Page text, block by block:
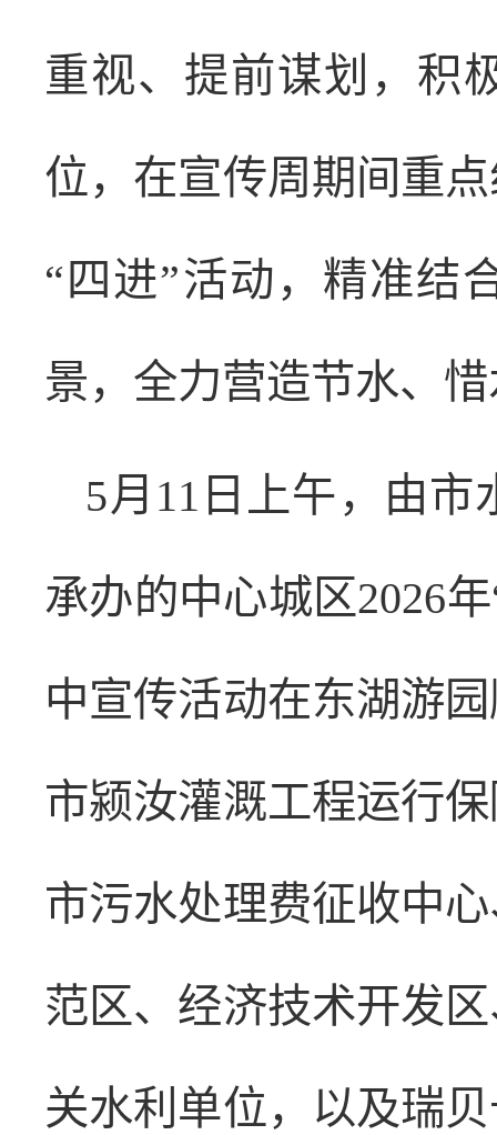
重视、提前谋划，积
位，在宣传周期间重
“四进”活动，精准结
景，全力营造节水、
5月11日上午，由
承办的中心城区2026
中宣传活动在东湖游
市颍汝灌溉工程运行
市污水处理费征收中
范区、经济技术开发
关水利单位，以及瑞